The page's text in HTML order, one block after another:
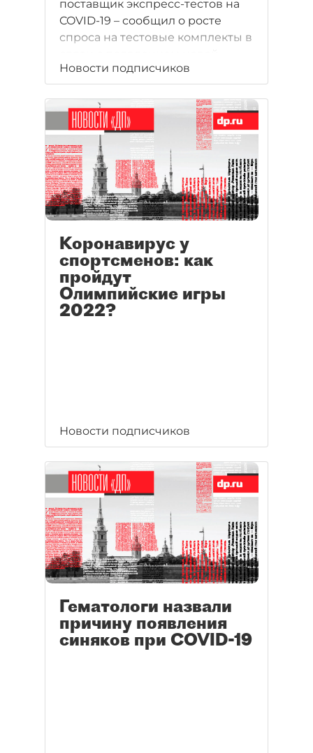
поставщик экспресс-тестов на
COVID-19 – сообщил о росте
спроса на тестовые комплекты в
волны заболеваемости в Южной
Корее и Китае.
Новости подписчиков
Коронавирус у
спортсменов: как
пройдут
Олимпийские игры
2022?
Новости подписчиков
Гематологи назвали
причину появления
синяков при COVID-19